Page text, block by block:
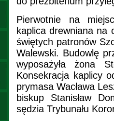
Pierwotnie na
kaplica drewniana na
świętych patronów
Walewski. Budowlę
wyposażyła żona
Konsekracja kaplicy
prymasa Wacława
biskup Stanisław
sędzia Trybunału